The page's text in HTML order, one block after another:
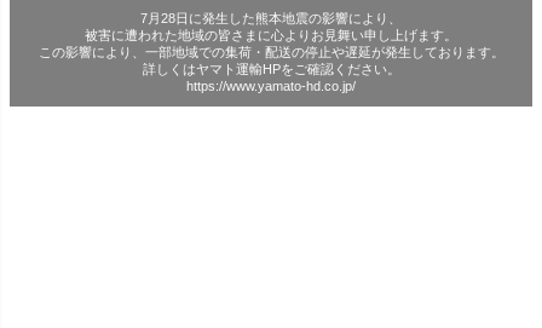
7月28日に発生した熊本地震の影響により、
被害に遭われた地域の皆さまに心よりお見舞い申し上げます。
この影響により、一部地域での集荷・配送の停止や遅延が発生しております。
詳しくはヤマト運輸HPをご確認ください。
https://www.yamato-hd.co.jp/